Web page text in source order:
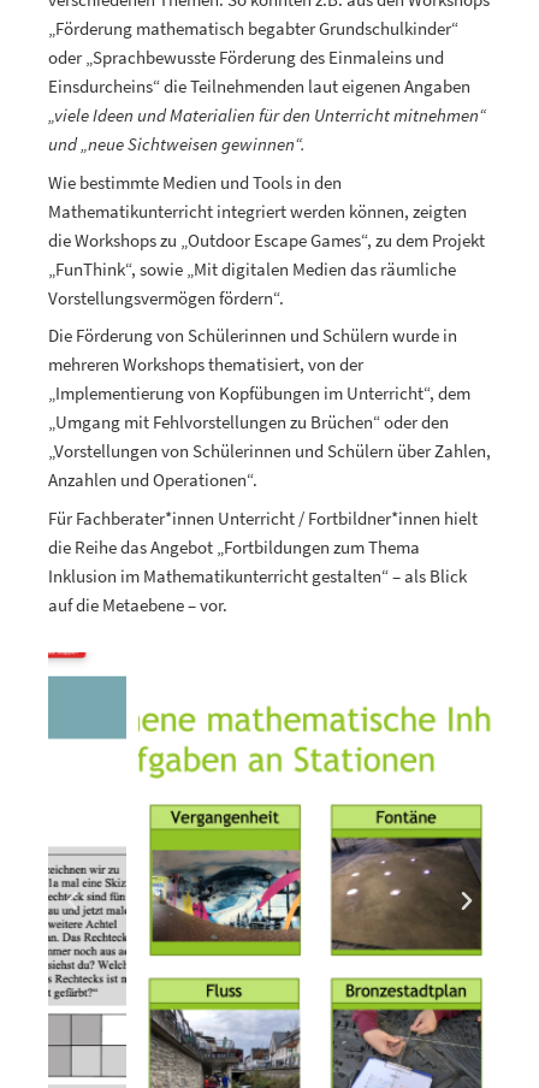
„Förderung mathematisch begabter Grundschulkinder“
oder „Sprachbewusste Förderung des Einmaleins und
Einsdurcheins“ die Teilnehmenden laut eigenen Angaben
„viele Ideen und Materialien für den Unterricht mitnehmen“
und „neue Sichtweisen gewinnen“.
Wie bestimmte Medien und Tools in den
Mathematikunterricht integriert werden können, zeigten
die Workshops zu „Outdoor Escape Games“, zu dem Projekt
„FunThink“, sowie „Mit digitalen Medien das räumliche
Vorstellungsvermögen fördern“.
Die Förderung von Schülerinnen und Schülern wurde in
mehreren Workshops thematisiert, von der
„Implementierung von Kopfübungen im Unterricht“, dem
„Umgang mit Fehlvorstellungen zu Brüchen“ oder den
„Vorstellungen von Schülerinnen und Schülern über Zahlen,
Anzahlen und Operationen“.
Für Fachberater*innen Unterricht / Fortbildner*innen hielt
die Reihe das Angebot „Fortbildungen zum Thema
Inklusion im Mathematikunterricht gestalten“ – als Blick
auf die Metaebene – vor.